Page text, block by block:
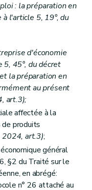
: la préparation en
l'article 5, 19°, du
d'économie
45°, du décret
la préparation en
au présent
art.3);
affectée à la
produits
art.3);
général
§2 du Traité sur le
en abrégé:
n° 26 attaché au